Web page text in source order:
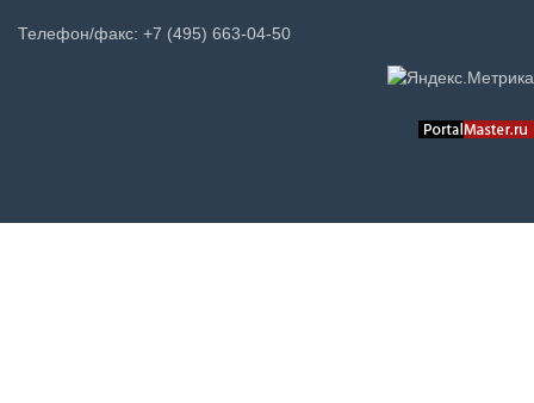
Телефон/факс: +7 (495) 663-04-50